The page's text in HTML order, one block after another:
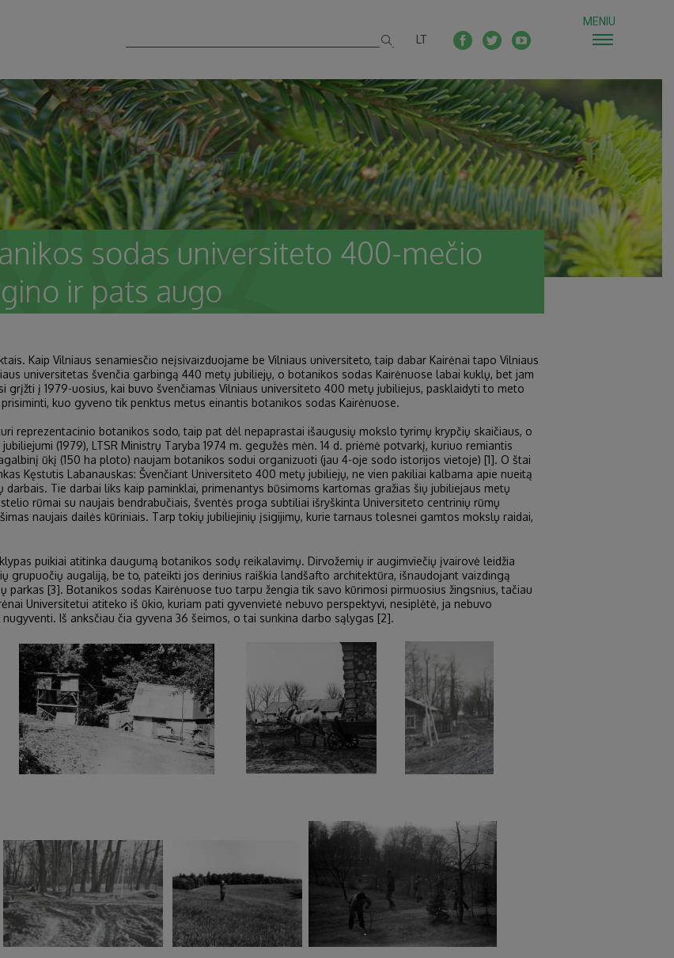
LT
MENIU
sodas universiteto 400-mečio
ir pats augo
Kaip Vilniaus senamiesčio neįsivaizduojame be Vilniaus universiteto, taip dabar Kairėnai tapo Vilniaus
universitetas švenčia garbingą 440 metų jubiliejų, o botanikos sodas Kairėnuose labai kuklų, bet jam
į 1979-uosius, kai buvo švenčiamas Vilniaus universiteto 400 metų jubiliejus, pasklaidyti to meto
kuo gyveno tik penktus metus einantis botanikos sodas Kairėnuose.
reprezentacinio botanikos sodo, taip pat dėl nepaprastai išaugusių mokslo tyrimų krypčių skaičiaus, o
(1979), LTSR Ministrų Taryba 1974 m. gegužės mėn. 14 d. priėmė potvarkį, kuriuo remiantis
ūkį (150 ha ploto) naujam botanikos sodui organizuoti (jau 4-oje sodo istorijos vietoje) [1]. O štai
Kęstutis Labanauskas: Švenčiant Universiteto 400 metų jubiliejų, ne vien pakiliai kalbama apie nueitą
Tie darbai liks kaip paminklai, primenantys būsimoms kartomas gražias šių jubiliejaus metų
rūmai su naujais bendrabučiais, šventės proga subtiliai išryškinta Universiteto centrinių rūmų
naujais dailės kūriniais. Tarp tokių jubiliejinių įsigijimų, kurie tarnaus tolesnei gamtos mokslų raidai,
puikiai atitinka daugumą botanikos sodų reikalavimų. Dirvožemių ir augimviečių įvairovė leidžia
grupuočių augaliją, be to, pateikti jos derinius raiškia landšafto architektūra, išnaudojant vaizdingą
parkas [3]. Botanikos sodas Kairėnuose tuo tarpu žengia tik savo kūrimosi pirmuosius žingsnius, tačiau
Universitetui atiteko iš ūkio, kuriam pati gyvenvietė nebuvo perspektyvi, nesiplėtė, ja nebuvo
Iš anksčiau čia gyvena 36 šeimos, o tai sunkina darbo sąlygas [2].